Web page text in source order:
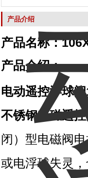
产品介绍
产品名称：
产品介绍：
电动遥控浮球阀
不锈钢电磁遥
闭）型电磁阀
或电浮球失灵